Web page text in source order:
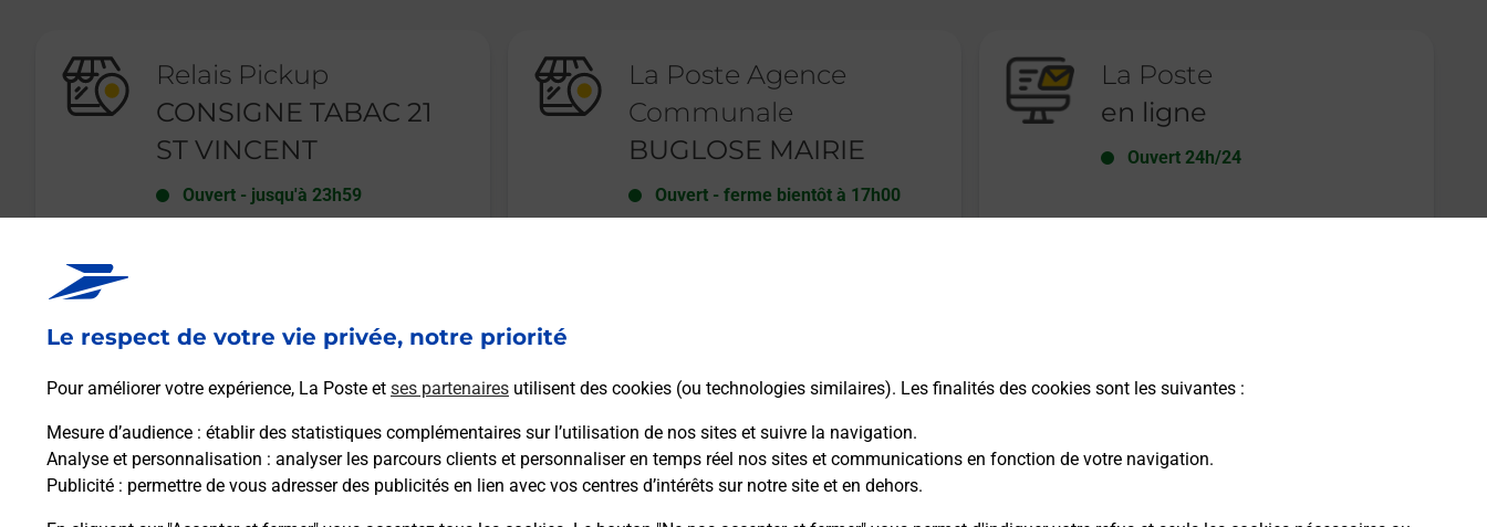
Le respect de votre vie privée, notre priorité
Pour améliorer votre expérience, La Poste et ses partenaires utilisent des cookies (ou technologies similaires). Les finalités des cookies sont les suivantes :
Mesure d’audience : établir des statistiques complémentaires sur l’utilisation de nos sites et suivre la navigation.
Analyse et personnalisation : analyser les parcours clients et personnaliser en temps réel nos sites et communications en fonction de votre navigation.
Publicité : permettre de vous adresser des publicités en lien avec vos centres d’intérêts sur notre site et en dehors.
Relais Pickup
CONSIGNE TABAC 21
ST VINCENT
Ouvert - jusqu'à 23h59
En savoir plus
La Poste Agence
Communale
BUGLOSE MAIRIE
Ouvert- ferme bientôt à 17h00
La Poste
en ligne
Ouvert 24h/24